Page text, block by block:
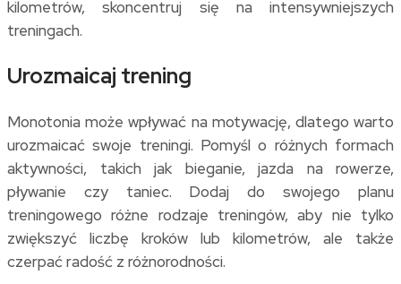
kilometrów, skoncentruj się na intensywniejszych
treningach.
Urozmaicaj trening
Monotonia może wpływać na motywację, dlatego warto
urozmaicać swoje treningi. Pomyśl o różnych formach
aktywności, takich jak bieganie, jazda na rowerze,
pływanie czy taniec. Dodaj do swojego planu
treningowego różne rodzaje treningów, aby nie tylko
zwiększyć liczbę kroków lub kilometrów, ale także
czerpać radość z różnorodności.